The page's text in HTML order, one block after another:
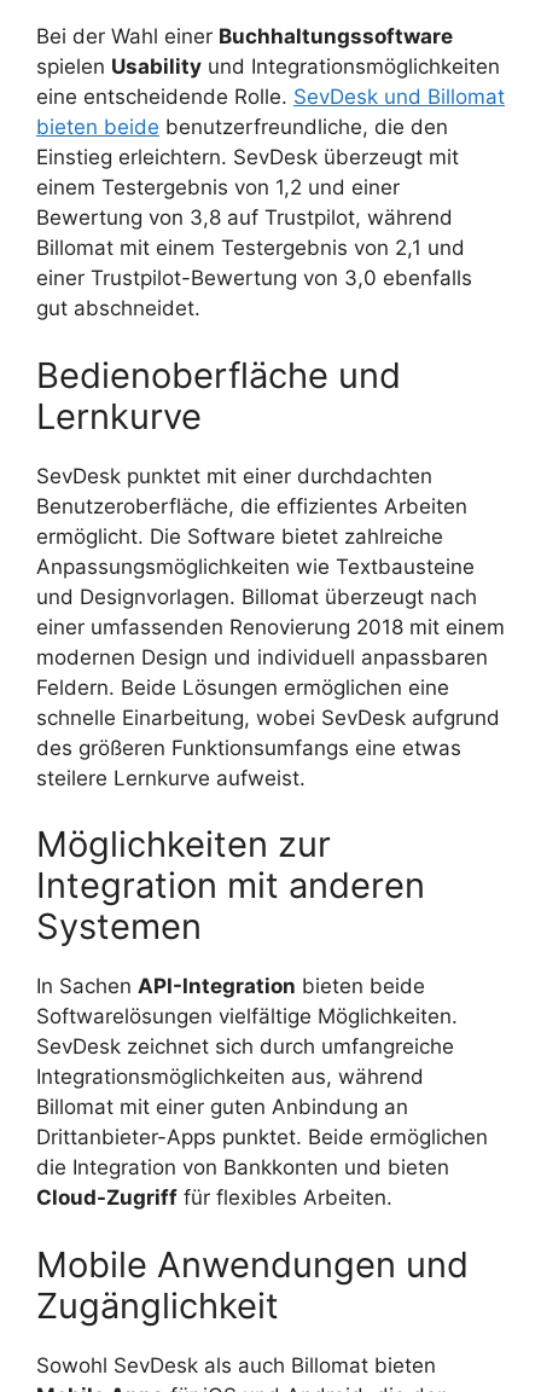
Bei der Wahl einer Buchhaltungssoftware
spielen Usability und Integrationsmöglichkeiten
eine entscheidende Rolle. SevDesk und Billomat
bieten beide benutzerfreundliche, die den
Einstieg erleichtern. SevDesk überzeugt mit
einem Testergebnis von 1,2 und einer
Bewertung von 3,8 auf Trustpilot, während
Billomat mit einem Testergebnis von 2,1 und
einer Trustpilot-Bewertung von 3,0 ebenfalls
gut abschneidet.
Bedienoberfläche und
Lernkurve
SevDesk punktet mit einer durchdachten
Benutzeroberfläche, die effizientes Arbeiten
ermöglicht. Die Software bietet zahlreiche
Anpassungsmöglichkeiten wie Textbausteine
und Designvorlagen. Billomat überzeugt nach
einer umfassenden Renovierung 2018 mit einem
modernen Design und individuell anpassbaren
Feldern. Beide Lösungen ermöglichen eine
schnelle Einarbeitung, wobei SevDesk aufgrund
des größeren Funktionsumfangs eine etwas
steilere Lernkurve aufweist.
Möglichkeiten zur
Integration mit anderen
Systemen
In Sachen API-Integration bieten beide
Softwarelösungen vielfältige Möglichkeiten.
SevDesk zeichnet sich durch umfangreiche
Integrationsmöglichkeiten aus, während
Billomat mit einer guten Anbindung an
Drittanbieter-Apps punktet. Beide ermöglichen
die Integration von Bankkonten und bieten
Cloud-Zugriff für flexibles Arbeiten.
Mobile Anwendungen und
Zugänglichkeit
Sowohl SevDesk als auch Billomat bieten